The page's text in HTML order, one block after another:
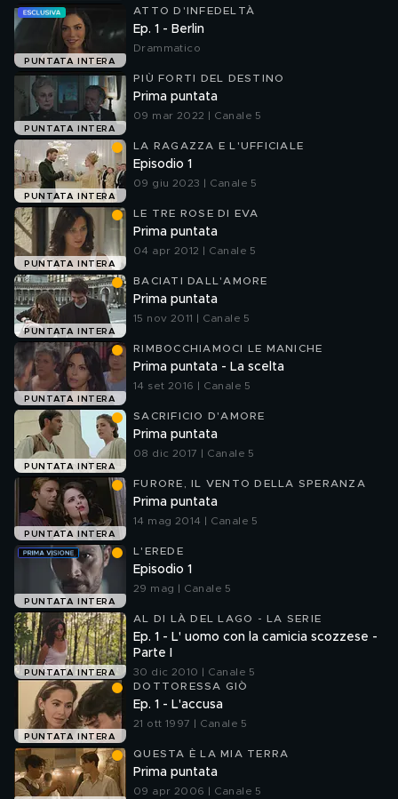
PUNTATA INTERA
ATTO D'INFEDELTÀ
Ep. 1 - Berlin
Drammatico
PUNTATA INTERA
PIÙ FORTI DEL DESTINO
Prima puntata
09 mar 2022 | Canale 5
PUNTATA INTERA
LA RAGAZZA E L'UFFICIALE
Episodio 1
09 giu 2023 | Canale 5
PUNTATA INTERA
LE TRE ROSE DI EVA
Prima puntata
04 apr 2012 | Canale 5
PUNTATA INTERA
BACIATI DALL'AMORE
Prima puntata
15 nov 2011 | Canale 5
PUNTATA INTERA
RIMBOCCHIAMOCI LE MANICHE
Prima puntata - La scelta
14 set 2016 | Canale 5
PUNTATA INTERA
SACRIFICIO D'AMORE
Prima puntata
08 dic 2017 | Canale 5
PUNTATA INTERA
FURORE, IL VENTO DELLA SPERANZA
Prima puntata
14 mag 2014 | Canale 5
PUNTATA INTERA
L'EREDE
Episodio 1
29 mag | Canale 5
PUNTATA INTERA
AL DI LÀ DEL LAGO - LA SERIE
Ep. 1 - L' uomo con la camicia scozzese -
Parte I
30 dic 2010 | Canale 5
PUNTATA INTERA
DOTTORESSA GIÒ
Ep. 1 - L'accusa
21 ott 1997 | Canale 5
QUESTA È LA MIA TERRA
Prima puntata
09 apr 2006 | Canale 5